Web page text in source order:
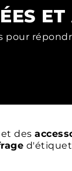
ET
pour
et des